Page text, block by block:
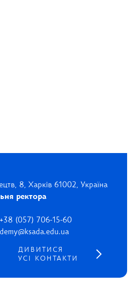
8, Харків 61002, Україна
ректора
(057) 706-15-60
ДИВИТИСЯ
УСІ КОНТАКТИ